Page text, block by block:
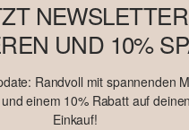
NEWSLETTER
UND 10%
Randvoll mit spannenden
einem 10% Rabatt auf
Einkauf!